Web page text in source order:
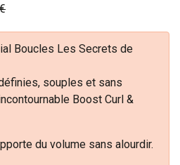
Boucles Les Secrets de
souples et sans
Boost Curl &
du volume sans alourdir.